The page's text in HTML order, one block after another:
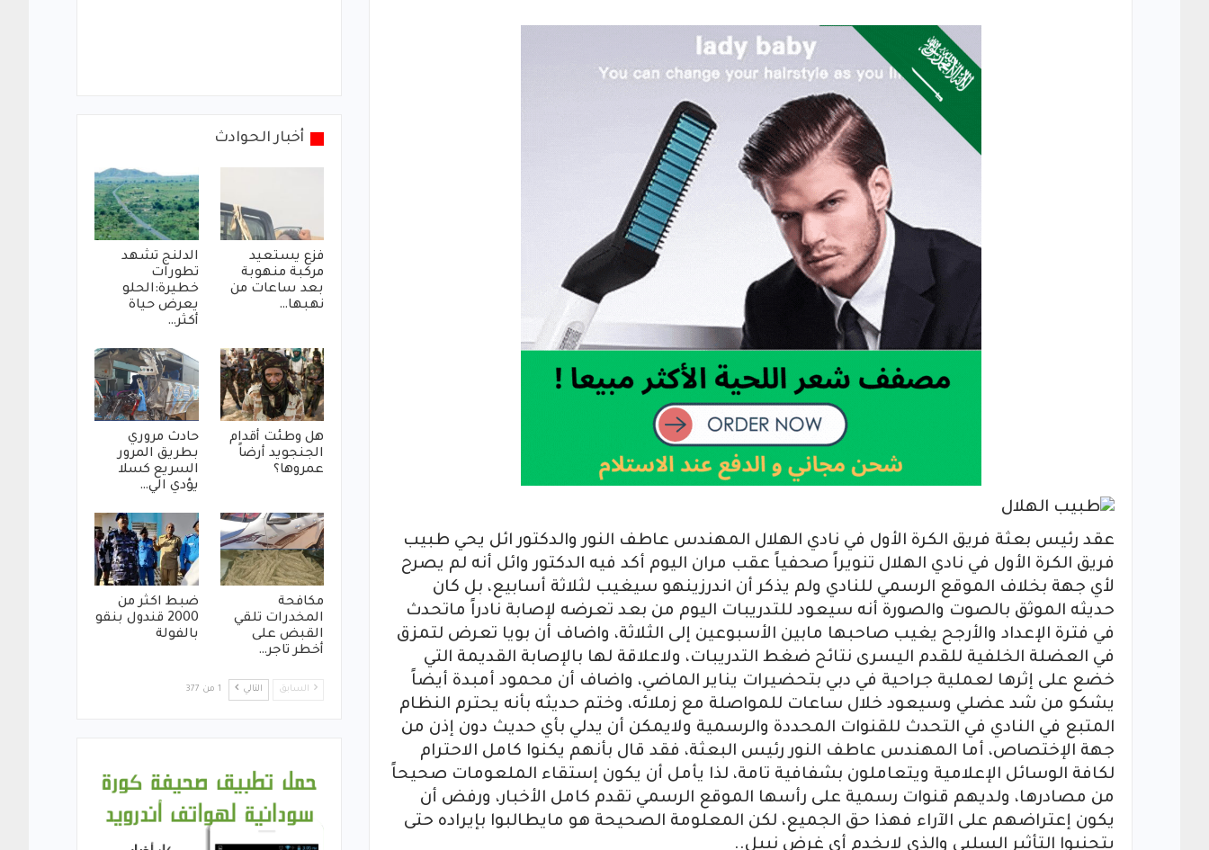
عقد رئيس بعثة فريق الكرة الأول في نادي الهلال المهندس عاطف النور والدكتور ائل يحي طبيب
فريق الكرة الأول في نادي الهلال تنويراً صحفياً عقب مران اليوم أكد فيه الدكتور وائل أنه لم يصرح
لأي جهة بخلاف الموقع الرسمي للنادي ولم يذكر أن اندرزينهو سيغيب لثلاثة أسابيع، بل كان
حديثه الموثق بالصوت والصورة أنه سيعود للتدريبات اليوم من بعد تعرضه لإصابة نادراً ماتحدث
في فترة الإعداد والأرجح يغيب صاحبها مابين الأسبوعين إلى الثلاثة، واضاف أن بويا تعرض لتمزق
في العضلة الخلفية للقدم اليسرى نتائح ضغط التدريبات، ولاعلاقة لها بالإصابة القديمة التي
خضع على إثرها لعملية جراحية في دبي بتحضيرات يناير الماضي، واضاف أن محمود أمبدة أيضاً
يشكو من شد عضلي وسيعود خلال ساعات للمواصلة مع زملائه، وختم حديثه بأنه يحترم النظام
المتبع في النادي في التحدث للقنوات المحددة والرسمية ولايمكن أن يدلي بأي حديث دون إذن من
جهة الإختصاص، أما المهندس عاطف النور رئيس البعثة، فقد قال بأنهم يكنوا كامل الاحترام
لكافة الوسائل الإعلامية ويتعاملون بشفافية تامة، لذا يأمل أن يكون إستقاء الملعومات صحيحاً
من مصادرها، ولديهم قنوات رسمية على رأسها الموقع الرسمي تقدم كامل الأخبار، ورفض أن
يكون إعتراضهم على الآراء فهذا حق الجميع، لكن المعلومة الصحيحة هو مايطالبوا بإيراده حتى
يتجنبوا التأثير السلبي والذي لايخدم أي غرض نبيل..
أخبار الحوادث
فزع يستعيد
مركبة منهوبة
بعد ساعات من
نهبها…
الدلنج تشهد
تطورات
خطيرة:الحلو
يعرض حياة
أكثر…
هل وطئت أقدام
الجنجويد أرضاً
عمروها؟
حادث مروري
بطريق المرور
السريع كسلا
يؤدي الي…
مكافحة
المخدرات تلقي
القبض على
أخطر تاجر…
ضبط اكثر من
2000 قندول بنقو
بالفولة
السابق التالي 1 من 377